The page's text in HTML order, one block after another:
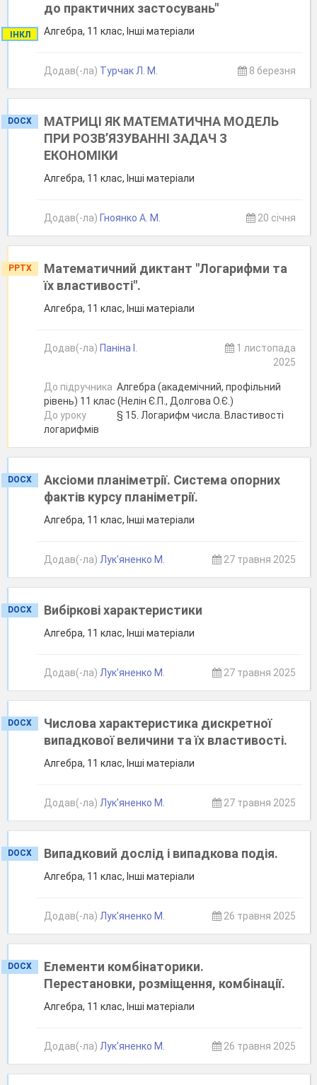
ІНКЛ
до практичних застосувань"
Алгебра, 11 клас, Інші матеріали
Додав(-ла) Турчак Л. М. 8 березня
DOCX
МАТРИЦІ ЯК МАТЕМАТИЧНА МОДЕЛЬ
ПРИ РОЗВ’ЯЗУВАННІ ЗАДАЧ З
ЕКОНОМІКИ
Алгебра, 11 клас, Інші матеріали
Додав(-ла) Гноянко А. М. 20 січня
PPTX
Математичний диктант "Логарифми та
їх властивості".
Алгебра, 11 клас, Інші матеріали
Додав(-ла) Паніна І.
1 листопада
2025
До підручника Алгебра (академічний, профільний
рівень) 11 клас (Нелін Є.П., Долгова О.Є.)
До уроку
§ 15. Логарифм числа. Властивості
логарифмів
DOCX
Аксіоми планіметрії. Система опорних
фактів курсу планіметрії.
Алгебра, 11 клас, Інші матеріали
Додав(-ла) Лук'яненко М. 27 травня 2025
DOCX Вибіркові характеристики
Алгебра, 11 клас, Інші матеріали
Додав(-ла) Лук'яненко М. 27 травня 2025
DOCX
Числова характеристика дискретної
випадкової величини та їх властивості.
Алгебра, 11 клас, Інші матеріали
Додав(-ла) Лук'яненко М. 27 травня 2025
DOCX Випадковий дослід і випадкова подія.
Алгебра, 11 клас, Інші матеріали
Додав(-ла) Лук'яненко М. 26 травня 2025
DOCX
Елементи комбінаторики.
Перестановки, розміщення, комбінації.
Алгебра, 11 клас, Інші матеріали
Додав(-ла) Лук'яненко М. 26 травня 2025